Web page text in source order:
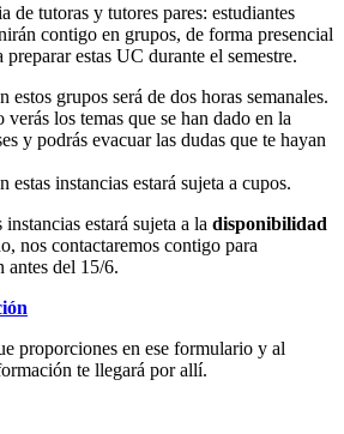
de tutoras y tutores pares: estudiantes
contigo en grupos, de forma presencial
estas UC durante el semestre.
estos grupos será de dos horas semanales.
verás los temas que se han dado en la
y podrás evacuar las dudas que te hayan
estas instancias estará sujeta a cupos.
estará sujeta a la disponibilidad
nos contactaremos contigo para
antes del 15/6.
proporciones en ese formulario y al
te llegará por allí.